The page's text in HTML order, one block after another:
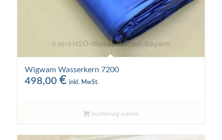
Wigwam Wasserkern 7200
498,00 € inkl. MwSt.
Ausführung wählen